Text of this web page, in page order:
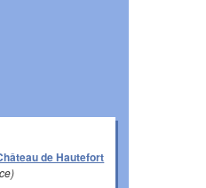
de Hautefort